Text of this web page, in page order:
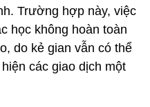
Trường hợp này, việc
học không hoàn toàn
do kẻ gian vẫn có thể
các giao dịch một